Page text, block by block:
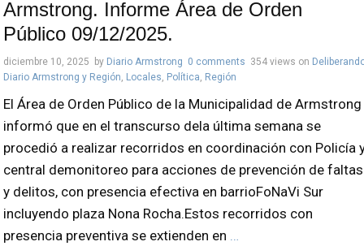
Armstrong. Informe Área de Orden
Público 09/12/2025.
diciembre 10, 2025 by Diario Armstrong 0 comments 354 views on
Diario Armstrong y Región Locales Política Región
El Área de Orden Público de la Municipalidad de Armstrong
informó que en el transcurso dela última semana se
procedió a realizar recorridos en coordinación con Policía
central demonitoreo para acciones de prevención de faltas
y delitos, con presencia efectiva en barrioFoNaVi Sur
incluyendo plaza Nona Rocha.Estos recorridos con
presencia preventiva se extienden en